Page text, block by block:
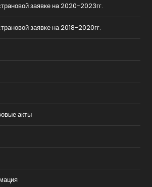
заявке на 2020-2023гг.
заявке на 2018-2020гг.
акты